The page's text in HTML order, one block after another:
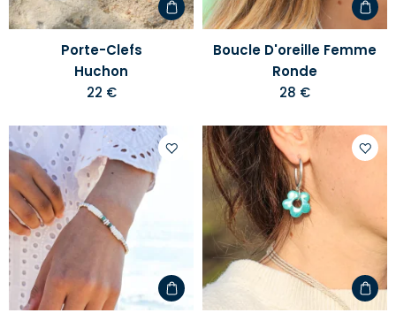
Porte-Clefs
Huchon
22 €
Boucle D'oreille Femme
Ronde
28 €
Ajouter
d'envies
votre
liste